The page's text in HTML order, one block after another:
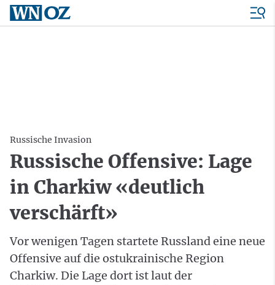
Russische Invasion
Russische Offensive: Lage
in Charkiw «deutlich
verschärft»
Vor wenigen Tagen startete Russland eine neue
Offensive auf die ostukrainische Region
Charkiw. Die Lage dort ist laut der